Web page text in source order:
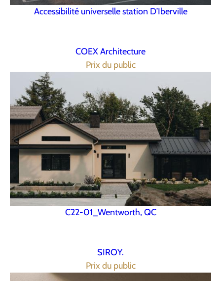
Accessibilité universelle station D’Iberville
COEX Architecture
Prix du public
C22-01_Wentworth, QC
SIROY.
Prix du public